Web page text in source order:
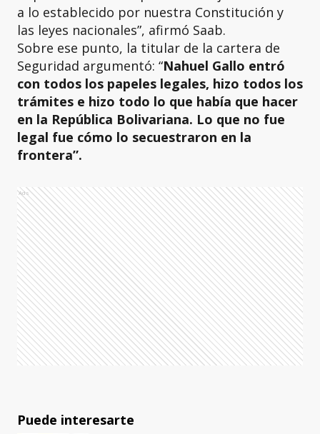
a lo establecido por nuestra Constitución y
las leyes nacionales”, afirmó Saab.
Sobre ese punto, la titular de la cartera de
Seguridad argumentó: “Nahuel Gallo entró
con todos los papeles legales, hizo todos los
trámites e hizo todo lo que había que hacer
en la República Bolivariana. Lo que no fue
legal fue cómo lo secuestraron en la
frontera”.
Ads
Puede interesarte